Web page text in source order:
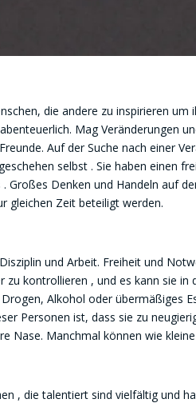
die andere zu inspirieren um
Mag Veränderungen
Auf der Suche nach einer
selbst . Sie haben einen
Großes Denken und Handeln auf
gleichen Zeit beteiligt werden.
und Arbeit. Freiheit und
zu kontrollieren , und es kann sie in
Alkohol oder übermäßiges
Personen ist, dass sie zu
Nase. Manchmal können wie
, die talentiert sind vielfältig und